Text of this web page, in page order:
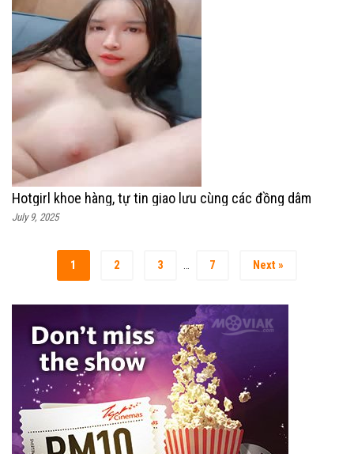
Hotgirl khoe hàng, tự tin giao lưu cùng các đồng dâm
July 9, 2025
1 2 3 7 Next »